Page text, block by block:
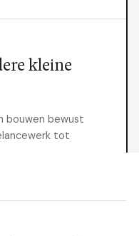
kleine
bouwen bewust
tot